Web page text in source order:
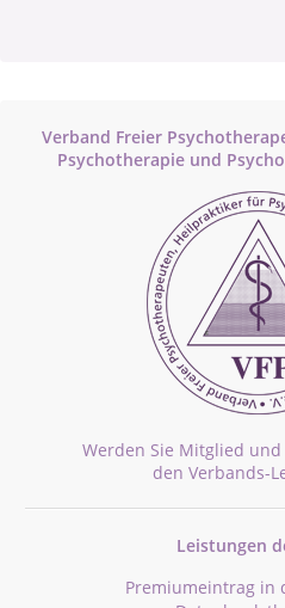
Verband Freier
Psychotherapie und
Werden Sie Mitglied
den Verbands-
Leistungen
Premiumeintrag in